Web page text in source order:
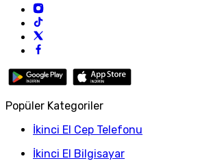
Popüler Kategoriler
İkinci El Cep Telefonu
İkinci El Bilgisayar